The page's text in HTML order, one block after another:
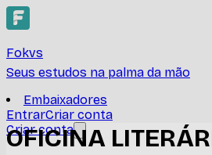
Fokvs
Seus estudos na palma da mão
Embaixadores
EntrarCriar conta
Criar conta
OFICINA